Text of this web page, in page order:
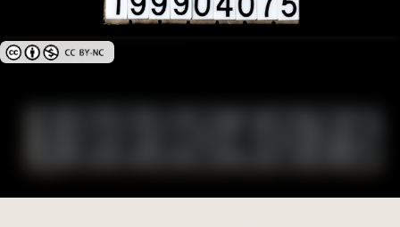
創用CC姓名標示-非商業性 3.0 台灣及其後版本(CC BY-NC 3.0 TW +)